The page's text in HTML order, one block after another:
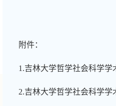
附件：
1.吉林大学哲学社会科学学
2.吉林大学哲学社会科学